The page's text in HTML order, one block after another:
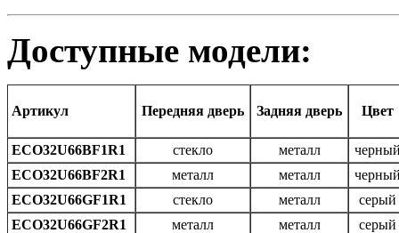
Доступные модели:
Артикул Передняя дверь Задняя дверь Цвет
ECO32U66BF1R1 стекло металл
ECO32U66BF2R1
металл металл
ECO32U66GF1R1
стекло металл
серый
ECO32U66GF2R1
металл металл серый